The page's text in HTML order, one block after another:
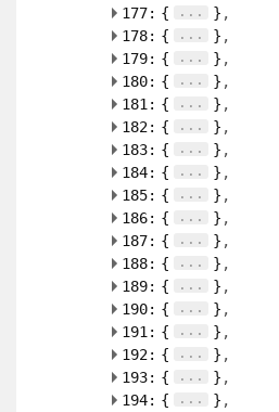
177: { ...
}
178: { ...
}
179: { ...
}
180: { ...
}
181: { ...
}
182: { ...
}
183: { ...
}
184: { ...
}
185: { ...
}
186: { ...
}
187: { ...
}
188: { ...
}
189: { ...
}
190: { ...
}
191: { ...
}
192: { ...
}
193: { ...
}
194: { ...
}